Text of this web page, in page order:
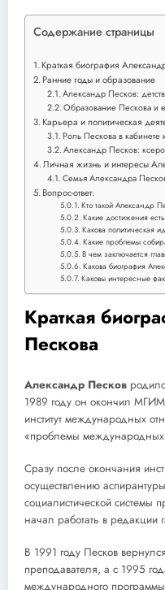
Содержание страницы
Краткая биография
Ранние годы и образование
Александр Песков:
Образование Пескова и
Карьера и политическая
Роль Пескова в кабинете
Александр Песков:
Личная жизнь и интересы
Семья Александра
Вопрос-ответ:
Кто такой Александр
Какие достижения
Какова политическая
Какие проблемы
В чем заключается
Какова биография
Каковы интересные
Краткая
Пескова
Александр Песков
1989 году он окончил
институт международных
«проблемы
Сразу после окончания
осуществлению
социалистической
начал работать в редакции
В 1991 году Песков
преподавателя, а с 1995
международного